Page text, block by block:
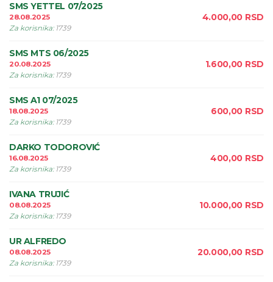
SMS YETTEL 07/2025
28.08.2025
Za korisnika: 1739
4.000,00 RSD
SMS MTS 06/2025
20.08.2025
Za korisnika: 1739
1.600,00 RSD
SMS A1 07/2025
18.08.2025
Za korisnika: 1739
600,00 RSD
DARKO TODOROVIĆ
16.08.2025
Za korisnika: 1739
400,00 RSD
IVANA TRUJIĆ
08.08.2025
Za korisnika: 1739
10.000,00 RSD
UR ALFREDO
08.08.2025
Za korisnika: 1739
20.000,00 RSD